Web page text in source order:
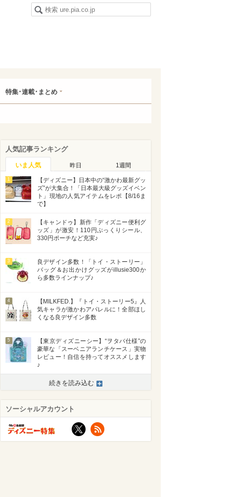
特集･連載･まとめ
人気記事ランキング
いま人気 昨日 1週間
1
【ディズニー】日本中の“激かわ最新グッ
ズ”が大集合！「日本最大級グッズイベン
ト」現地の人気アイテムをレポ【8/16ま
で】
2
【キャンドゥ】新作「ディズニー便利グ
ッズ」が激安！110円ぷっくりシール、
330円ポーチなど充実♪
3
良デザイン多数！「トイ・ストーリー」
バッグ＆お出かけグッズがillusie300か
ら多数ラインナップ♪
4
【MILKFED.】『トイ・ストーリー5』人
気キャラが激かわアパレルに！全部ほし
くなる良デザイン多数
5
【東京ディズニーシー】“ヲタバ仕様”の
豪華な「スーベニアランチケース」実物
レビュー！自信を持ってオススメします
♪
続きを読み込む
ソーシャルアカウント
X